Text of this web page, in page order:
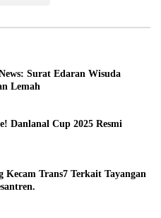
Surat Edaran Wisuda
Lemah
Danlanal Cup 2025 Resmi
Kecam Trans7 Terkait Tayangan